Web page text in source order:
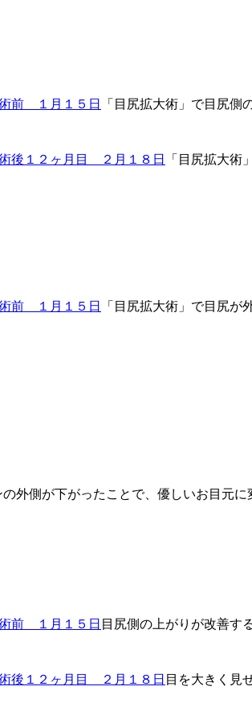
「目尻拡大術」で目尻側
「目尻拡大術
「目尻拡大術」で目尻が
外側が下がったことで、優しいお目元
目尻側の上がりが改善す
目を大きく見